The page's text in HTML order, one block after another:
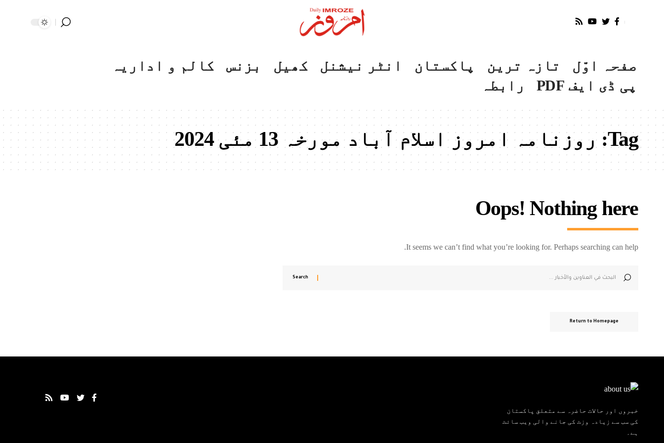
صفحہ اوّل تازہ ترین پاکستان انٹر نیشنل کھیل بزنس
کالم و اداریہ
پی ڈی ایف PDF
رابطہ
Tag: روزنامہ امروز اسلام آباد مورخہ 13 مئی 2024
Oops! Nothing here
It seems we can’t find what you’re looking for. Perhaps searching can help.
Return to Homepage
خبروں اور حالات حاضرہ سے متعلق پاکستان
کی سب سے زیادہ وزٹ کی جانے والی ویب سائٹ
ہے۔